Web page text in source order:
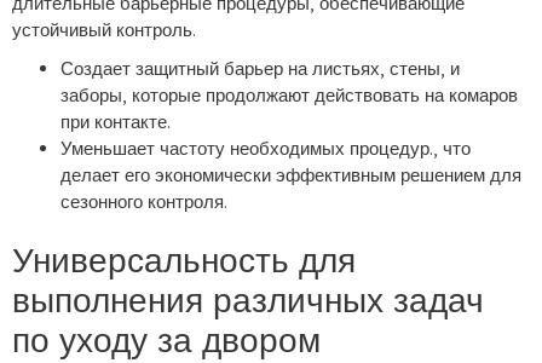
устойчивый контроль.
Создает защитный барьер на листьях, стены, и
заборы, которые продолжают действовать на комаров
при контакте.
Уменьшает частоту необходимых процедур., что
делает его экономически эффективным решением для
сезонного контроля.
Универсальность для
выполнения различных задач
по уходу за двором